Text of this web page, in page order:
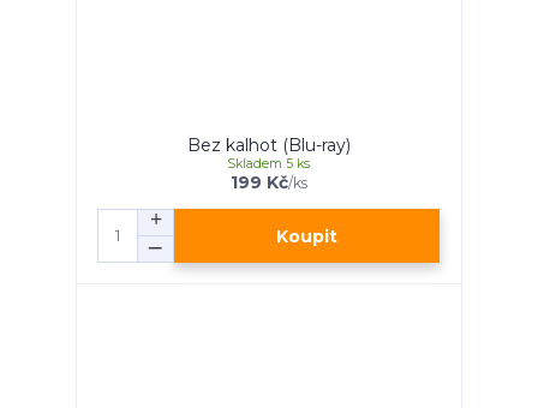
Bez kalhot (Blu-ray)
199 Kč/ks
Skladem 5 ks
Koupit